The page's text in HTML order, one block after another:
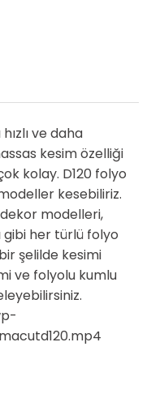
ve daha
kesim özelliği
kolay. D120 folyo
kesebiliriz.
modelleri,
gibi her türlü folyo
şelilde kesimi
ve folyolu kumlu